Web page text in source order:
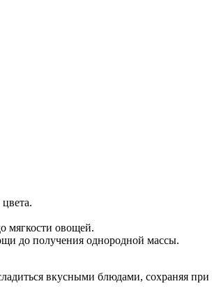
мягкости овощей.
до получения однородной массы.
вкусными блюдами, сохраняя при